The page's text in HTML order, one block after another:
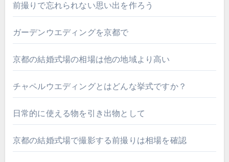
前撮りで忘れられない思い出を作ろう
ガーデンウエディングを京都で
京都の結婚式場の相場は他の地域より高い
チャペルウエディングとはどんな挙式ですか？
日常的に使える物を引き出物として
京都の結婚式場で撮影する前撮りは相場を確認